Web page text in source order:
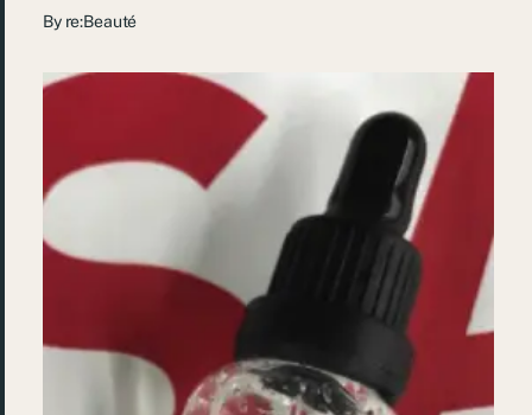
By re:Beauté